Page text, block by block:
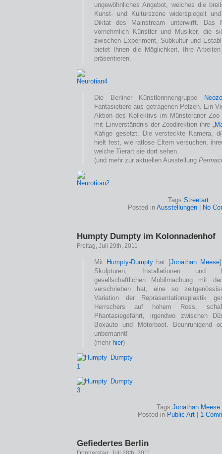
ungewöhnliches Angebot, welches die
Kunst- und Kulturszene widerspiegelt
Diktat des Mainstream unterwirft. Das
vornehmlich Künstler und Musiker, die
zwischen Experiment, Subkultur und
bietet Ihnen die Möglichkeit, Ihre
präsentieren.
Die Berliner Künstlerinnengruppe
Fantasietiere aus getragenen Pelzen. Ein
Aktion des Kollektivs im Münsteraner
mit Einverständnis der Zoodirektion ihre „
Käfige gesetzt. Die versteckte Kamera,
hielt fest, wie ratlose Eltern versuchen,
welche Tierart sie dort sehen.
(und mehr zur aktuellen Ausstellung
Tags:Streetart
Posted in Ausstellungen| No
Humpty Dumpty im Kolonnadenhof
Freitag, Juli 29th, 2011
Mit Humpty-Dumptyhat [Jonathan Meese
Skulpturen, Installationen und
gesellschaftlichen Mobilmachung mit
verschrieben hat, eine so
Variation der Repräsentationsplastik
Herrschers auf hohem Ross,
Phantasiegefährt, irgendwo zwischen
Boxauto und Motorboot. Beunruhigend
unbemannt!
(mehr hier)
Tags:Jonathan Meese
Posted in Public Art 1
Gefiedertes Berlin